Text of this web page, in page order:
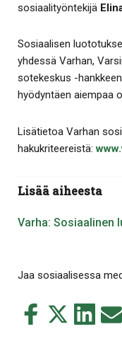
sosiaalityöntekijä
Sosiaalisen
yhdessä Varhan,
sotekeskus -
hyödyntäen aiempaa
Lisätietoa Varhan
hakukriteereistä:
Lisää aiheesta
Varha: Sosiaalinen
Jaa sosiaalisessa
Jaa
Jaa
Jaa Jaa